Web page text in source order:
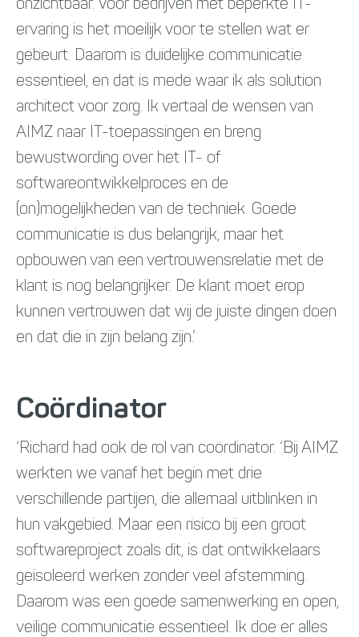
onzichtbaar. Voor bedrijven met beperkte IT-
ervaring is het moeilijk voor te stellen wat er
gebeurt. Daarom is duidelijke communicatie
essentieel, en dat is mede waar ik als solution
architect voor zorg. Ik vertaal de wensen van
AIMZ naar IT-toepassingen en breng
bewustwording over het IT- of
softwareontwikkelproces en de
(on)mogelijkheden van de techniek. Goede
communicatie is dus belangrijk, maar het
opbouwen van een vertrouwensrelatie met de
klant is nog belangrijker. De klant moet erop
kunnen vertrouwen dat wij de juiste dingen doen
en dat die in zijn belang zijn.’
Coördinator
‘Richard had ook de rol van coördinator. ‘Bij AIMZ
werkten we vanaf het begin met drie
verschillende partijen, die allemaal uitblinken in
hun vakgebied. Maar een risico bij een groot
softwareproject zoals dit, is dat ontwikkelaars
geïsoleerd werken zonder veel afstemming.
Daarom was een goede samenwerking en open,
veilige communicatie essentieel. Ik doe er alles